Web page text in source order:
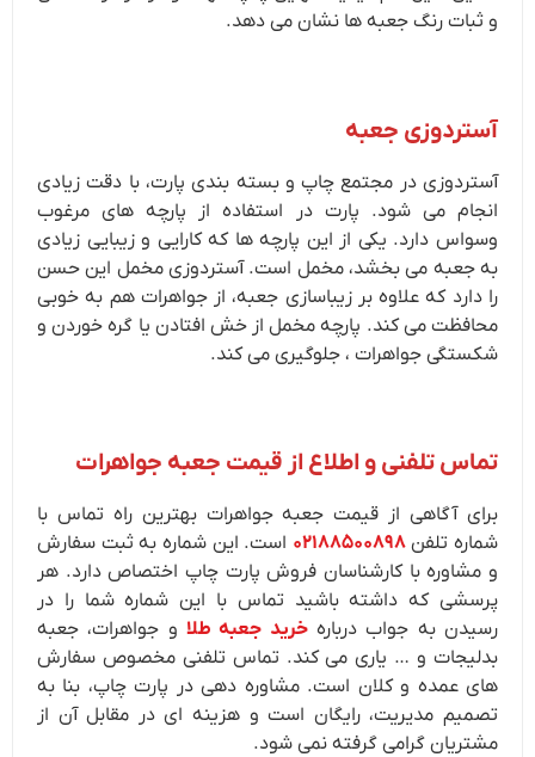
و ثبات رنگ جعبه ها نشان می دهد.
آستردوزی جعبه
آستردوزی در مجتمع چاپ و بسته بندی پارت، با دقت زیادی
انجام می شود. پارت در استفاده از پارچه های مرغوب
وسواس دارد. یکی از این پارچه ها که کارایی و زیبایی زیادی
به جعبه می بخشد، مخمل است. آستردوزی مخمل این حسن
را دارد که علاوه بر زیباسازی جعبه، از جواهرات هم به خوبی
محافظت می کند. پارچه مخمل از خش افتادن یا گره خوردن و
شکستگی جواهرات ، جلوگیری می کند.
تماس تلفنی و اطلاع از قیمت جعبه جواهرات
برای آگاهی از قیمت جعبه جواهرات بهترین راه تماس با
شماره تلفن۰۲۱۸۸۵۰۰۸۹۸ است. این شماره به ثبت سفارش
و مشاوره با کارشناسان فروش پارت چاپ اختصاص دارد. هر
پرسشی که داشته باشید تماس با این شماره شما را در
رسیدن به جواب دربارهخرید جعبه طلا و جواهرات، جعبه
بدلیجات و … یاری می کند. تماس تلفنی مخصوص سفارش
های عمده و کلان است. مشاوره دهی در پارت چاپ، بنا به
تصمیم مدیریت، رایگان است و هزینه ای در مقابل آن از
مشتریان گرامی گرفته نمی شود.